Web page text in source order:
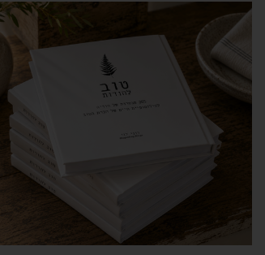
צפייה מהירה